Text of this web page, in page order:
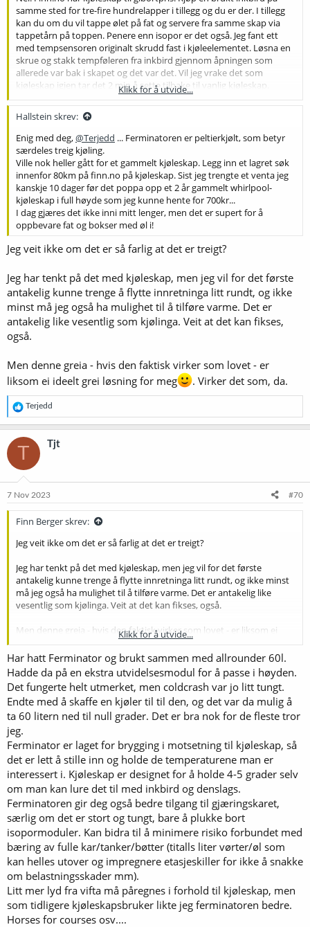
samme sted for tre-fire hundrelapper i tillegg og du er der. I tillegg
kan du om du vil tappe ølet på fat og servere fra samme skap via
tappetårn på toppen. Penere enn isopor er det også. Jeg fant ett
med tempsensoren originalt skrudd fast i kjøleelementet. Løsna en
skrue og stakk tempføleren fra inkbird gjennom åpningen som
allerede var bak i skapet og det var det. Vil jeg vrake det som
kjøleskap igjen tar det 2 min å sette tilbake til vanlig kjøleskap.
Kjøleskap bråker også veldig lite. Plass til et gjæringskar, en Apollo
snubnose eller 2 19 liters fat med co2 tank i tillegg.
Klikk for å utvide...
Hallstein skrev:
Enig med deg,@Terjedd ... Ferminatoren er peltierkjølt, som betyr
særdeles treig kjøling.
Ville nok heller gått for et gammelt kjøleskap. Legg inn et lagret søk
innenfor 80km på finn.no på kjøleskap. Sist jeg trengte et venta jeg
kanskje 10 dager før det poppa opp et 2 år gammelt whirlpool-
kjøleskap i full høyde som jeg kunne hente for 700kr...
I dag gjæres det ikke inni mitt lenger, men det er supert for å
oppbevare fat og bokser med øl i!
Jeg veit ikke om det er så farlig at det er treigt?
Jeg har tenkt på det med kjøleskap, men jeg vil for det første
antakelig kunne trenge å flytte innretninga litt rundt, og ikke
minst må jeg også ha mulighet til å tilføre varme. Det er
antakelig like vesentlig som kjølinga. Veit at det kan fikses,
også.
Men denne greia - hvis den faktisk virker som lovet - er
liksom ei ideelt grei løsning for meg
. Virker det som, da.
R
e
a
k
s
o
e
Terjedd
T Tjt
7 Nov 2023 #70
Finn Berger skrev:
Jeg veit ikke om det er så farlig at det er treigt?
Jeg har tenkt på det med kjøleskap, men jeg vil for det første
antakelig kunne trenge å flytte innretninga litt rundt, og ikke minst
må jeg også ha mulighet til å tilføre varme. Det er antakelig like
vesentlig som kjølinga. Veit at det kan fikses, også.
Men denne greia - hvis den faktisk virker som lovet - er liksom ei
Klikk for å utvide...
Har hatt Ferminator og brukt sammen med allrounder 60l.
Hadde da på en ekstra utvidelsesmodul for å passe i høyden.
Det fungerte helt utmerket, men coldcrash var jo litt tungt.
Endte med å skaffe en kjøler til til den, og det var da mulig å
ta 60 litern ned til null grader. Det er bra nok for de fleste tror
jeg.
Ferminator er laget for brygging i motsetning til kjøleskap, så
det er lett å stille inn og holde de temperaturene man er
interessert i. Kjøleskap er designet for å holde 4-5 grader selv
om man kan lure det til med inkbird og denslags.
Ferminatoren gir deg også bedre tilgang til gjæringskaret,
særlig om det er stort og tungt, bare å plukke bort
isopormoduler. Kan bidra til å minimere risiko forbundet med
bæring av fulle kar/tanker/bøtter (titalls liter vørter/øl som
kan helles utover og impregnere etasjeskiller for ikke å snakke
om belastningsskader mm).
Litt mer lyd fra vifta må påregnes i forhold til kjøleskap, men
som tidligere kjøleskapsbruker likte jeg ferminatoren bedre.
Horses for courses osv....